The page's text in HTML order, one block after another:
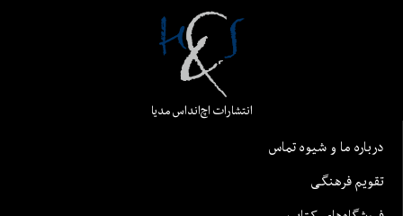
انتشارات اچ‌اند‌اس مدیا
درباره ما و شیوه تماس
تقویم فرهنگی